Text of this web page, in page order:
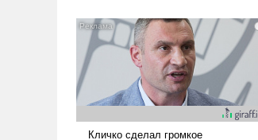
Сложившаяся ситуация
означает многолетний период
уязвимости США, например,
перед Китаем.